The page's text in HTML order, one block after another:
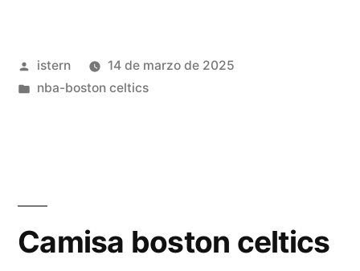
Publicado
por
istern
14 de marzo de 2025
Publicado
nba-boston celtics
Camisa boston celtics